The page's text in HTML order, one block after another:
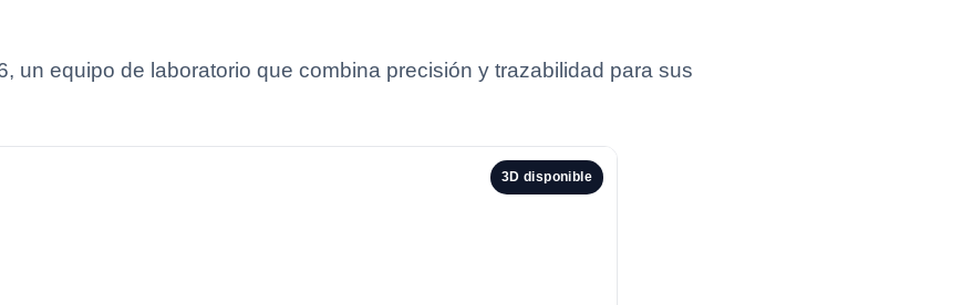
un equipo de laboratorio que combina precisión y trazabilidad para sus
3D disponible